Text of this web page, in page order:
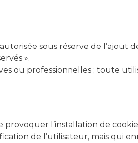
sous réserve de l’ajout
».
ou professionnelles ; toute
provoquer l’installation de
de l’utilisateur, mais qui